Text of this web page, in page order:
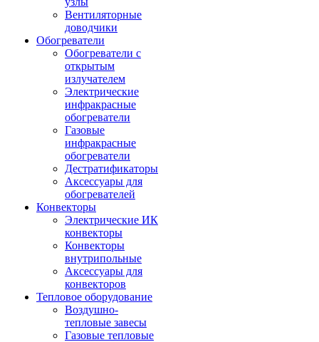
Вентиляторные
доводчики
Обогреватели
Обогреватели с
открытым
излучателем
Электрические
инфракрасные
обогреватели
Газовые
инфракрасные
обогреватели
Дестратификаторы
Аксессуары для
обогревателей
Конвекторы
Электрические ИК
конвекторы
Конвекторы
внутрипольные
Аксессуары для
конвекторов
Тепловое оборудование
Воздушно-
тепловые завесы
Газовые тепловые